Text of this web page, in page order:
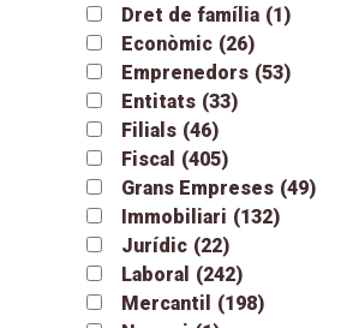
Dret de família (1)
Econòmic (26)
Emprenedors (53)
Entitats (33)
Filials (46)
Fiscal (405)
Grans Empreses (49)
Immobiliari (132)
Jurídic (22)
Laboral (242)
Mercantil
(198)